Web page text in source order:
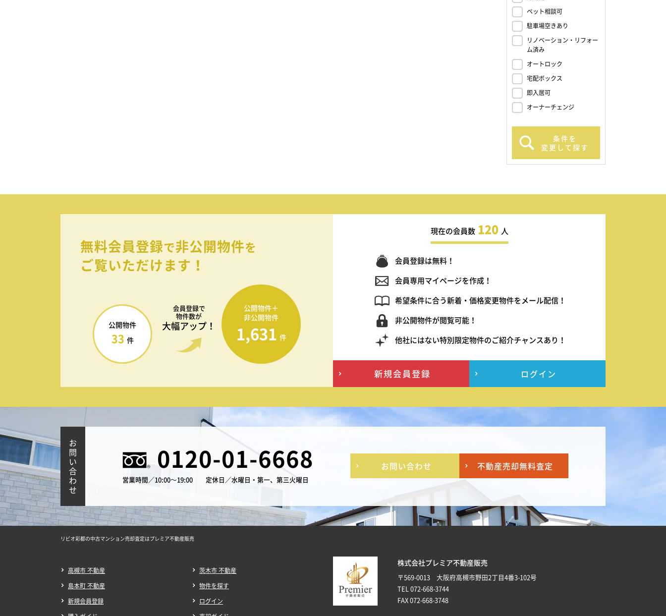
ペット相談可
駐車場空きあり
リノベーション・リフォー
ム済み
オートロック
宅配ボックス
即入居可
オーナーチェンジ
条件を
変更して探す
無料会員登録で非公開物件を
ご覧いただけます！
会員登録で
物件数が
大幅アップ！
公開物件
33 件
公開物件＋
非公開物件
1,631 件
現在の会員数 120 人
会員登録は無料！
会員専用マイページを作成！
希望条件に合う新着・価格変更物件をメール配信！
非公開物件が閲覧可能！
他社にはない特別限定物件のご紹介チャンスあり！
新規会員登録 ログイン
お
問
い
合
わ
せ
0120-01-6668
営業時間／10:00～19:00 定休日／水曜日・第一、第三火曜日
お問い合わせ 不動産売却無料査定
リビオ彩都の中古マンション売却査定はプレミア不動産販売
高槻市 不動産
茨木市 不動産
島本町 不動産
物件を探す
新規会員登録
ログイン
株式会社プレミア不動産販売
〒569-0013 大阪府高槻市野田2丁目4番3-102号
TEL 072-668-3744
FAX 072-668-3748